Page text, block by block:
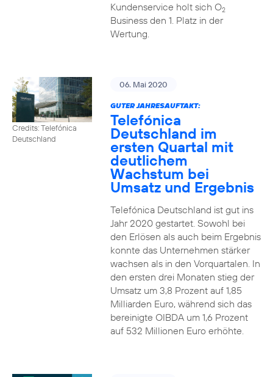
Kundenservice holt sich O2
Business den 1. Platz in der
Wertung.
Credits: Telefónica
Deutschland
06. Mai 2020
GUTER JAHRESAUFTAKT:
Telefónica
Deutschland im
ersten Quartal mit
deutlichem
Wachstum bei
Umsatz und Ergebnis
Telefónica Deutschland ist gut ins
Jahr 2020 gestartet. Sowohl bei
den Erlösen als auch beim Ergebnis
konnte das Unternehmen stärker
wachsen als in den Vorquartalen. In
den ersten drei Monaten stieg der
Umsatz um 3,8 Prozent auf 1,85
Milliarden Euro, während sich das
bereinigte OIBDA um 1,6 Prozent
auf 532 Millionen Euro erhöhte.